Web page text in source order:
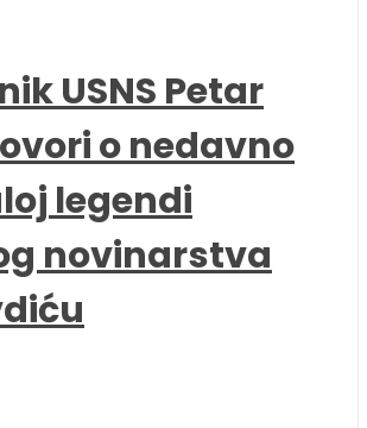
USNS Petar
o nedavno
legendi
novinarstva